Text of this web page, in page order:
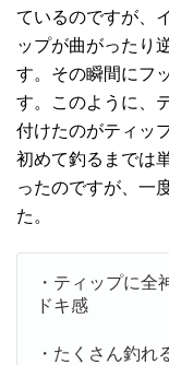
ているのですが、
ップが曲がったり
す。その瞬間にフ
す。このように、
付けたのがティッ
初めて釣るまでは
ったのですが、一
た。
・ティップに全
ドキ感
・たくさん釣れ